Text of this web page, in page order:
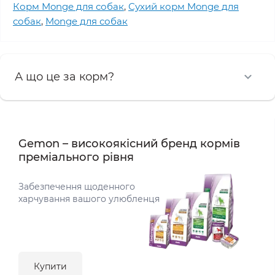
Корм Monge для собак, Сухий корм Monge для
собак, Monge для собак
А що це за корм?
Gemon – високоякісний бренд кормів
преміального рівня
Забезпечення щоденного
харчування вашого улюбленця
Купити